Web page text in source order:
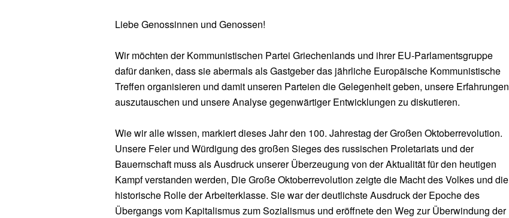
Liebe Genossinnen und Genossen!
Wir möchten der Kommunistischen Partei Griechenlands und ihrer EU-Parlamentsgruppe
dafür danken, dass sie abermals als Gastgeber das jährliche Europäische Kommunistische
Treffen organisieren und damit unseren Parteien die Gelegenheit geben, unsere Erfahrungen
auszutauschen und unsere Analyse gegenwärtiger Entwicklungen zu diskutieren.
Wie wir alle wissen, markiert dieses Jahr den 100. Jahrestag der Großen Oktoberrevolution.
Unsere Feier und Würdigung des großen Sieges des russischen Proletariats und der
Bauernschaft muss als Ausdruck unserer Überzeugung von der Aktualität für den heutigen
Kampf verstanden werden, Die Große Oktoberrevolution zeigte die Macht des Volkes und die
historische Rolle der Arbeiterklasse. Sie war der deutlichste Ausdruck der Epoche des
Übergangs vom Kapitalismus zum Sozialismus und eröffnete den Weg zur Überwindung der